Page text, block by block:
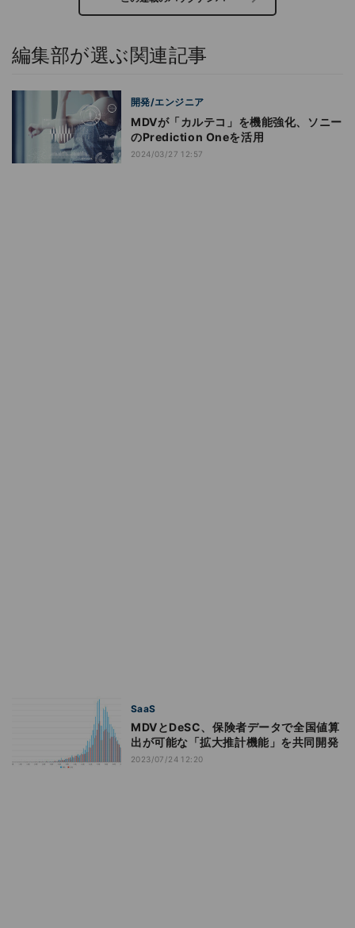
編集部が選ぶ関連記事
開発/エンジニア
MDVが「カルテコ」を機能強化、ソニー
のPrediction Oneを活用
2024/03/27 12:57
SaaS
MDVとDeSC、保険者データで全国値算
出が可能な「拡大推計機能」を共同開発
2023/07/24 12:20